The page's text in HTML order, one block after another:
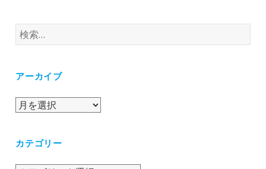
検
索:
アーカイブ
ア
イ
カテゴリー